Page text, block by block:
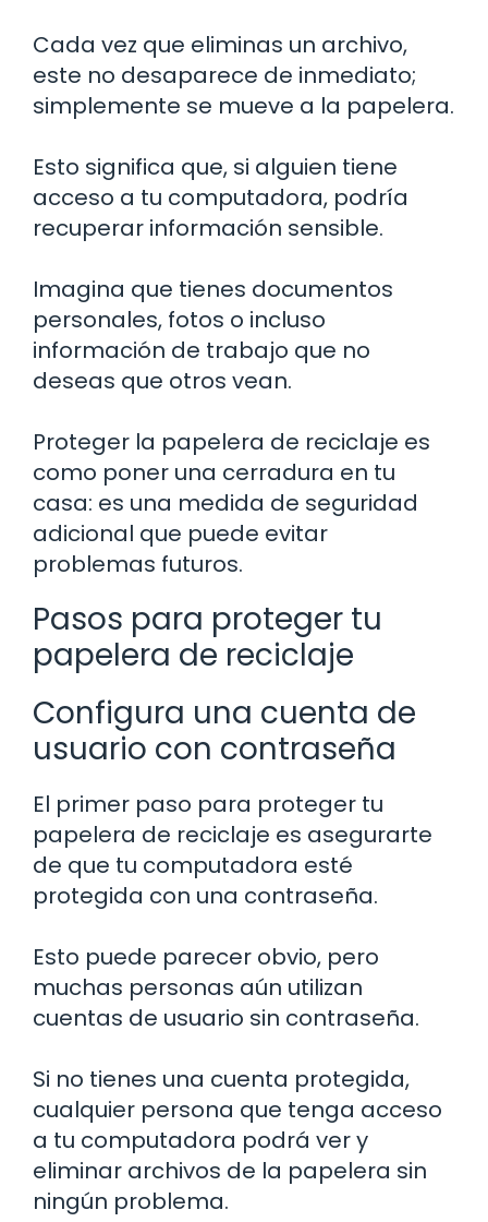
Cada vez que eliminas un archivo,
este no desaparece de inmediato;
simplemente se mueve a la papelera.
Esto significa que, si alguien tiene
acceso a tu computadora, podría
recuperar información sensible.
Imagina que tienes documentos
personales, fotos o incluso
información de trabajo que no
deseas que otros vean.
Proteger la papelera de reciclaje es
como poner una cerradura en tu
casa: es una medida de seguridad
adicional que puede evitar
problemas futuros.
Pasos para proteger tu
papelera de reciclaje
Configura una cuenta de
usuario con contraseña
El primer paso para proteger tu
papelera de reciclaje es asegurarte
de que tu computadora esté
protegida con una contraseña.
Esto puede parecer obvio, pero
muchas personas aún utilizan
cuentas de usuario sin contraseña.
Si no tienes una cuenta protegida,
cualquier persona que tenga acceso
a tu computadora podrá ver y
eliminar archivos de la papelera sin
ningún problema.